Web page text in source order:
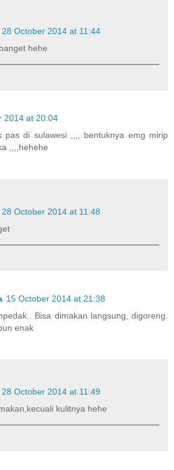
28 October 2014 at 11:44
hehe
2014 at 20:04
pas di sulawesi ,,,, bentuknya emg mirip
,,,,hehehe
28 October 2014 at 11:48
15 October 2014 at 21:38
Bisa dimakan langsung, digoreng.
enak
28 October 2014 at 11:49
kulitnya hehe